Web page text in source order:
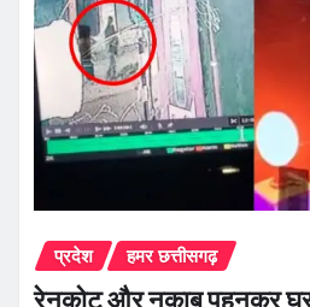
प्रदेश हमर छत्तीसगढ़
रेनकोट और नकाब पहनकर